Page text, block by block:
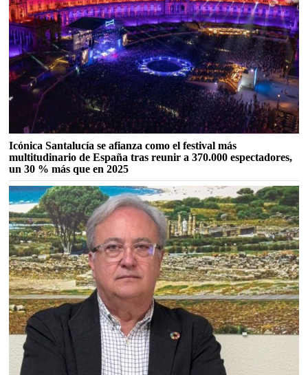
Icónica Santalucía se afianza como el festival más
multitudinario de España tras reunir a 370.000 espectadores,
un 30 % más que en 2025